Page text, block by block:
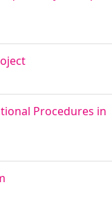
Procedures in